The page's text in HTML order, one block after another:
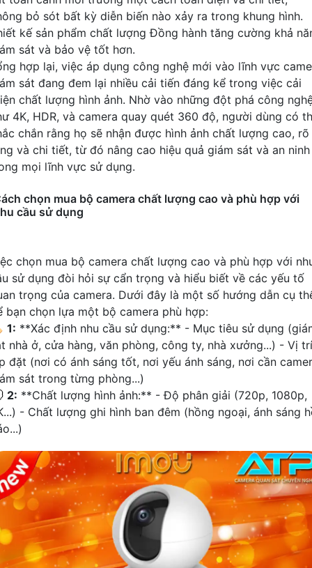
bỏ sót bất kỳ diễn biến nào xảy ra trong khung hình.
kế sản phẩm chất lượng Đồng hành tăng cường khả
sát và bảo vệ tốt hơn.
hợp lại, việc áp dụng công nghệ mới vào lĩnh vực
sát đang đem lại nhiều cải tiến đáng kể trong việc cải
chất lượng hình ảnh. Nhờ vào những đột phá công
4K, HDR, và camera quay quét 360 độ, người dùng có
chắn rằng họ sẽ nhận được hình ảnh chất lượng cao, rõ
và chi tiết, từ đó nâng cao hiệu quả giám sát và an ninh
mọi lĩnh vực sử dụng.
chọn mua bộ camera chất lượng cao và phù hợp với
cầu sử dụng
chọn mua bộ camera chất lượng cao và phù hợp với
sử dụng đòi hỏi sự cẩn trọng và hiểu biết về các yếu tố
trọng của camera. Dưới đây là một số hướng dẫn cụ
bạn chọn lựa một bộ camera phù hợp:
1: **Xác định nhu cầu sử dụng:** - Mục tiêu sử dụng
nhà ở, cửa hàng, văn phòng, công ty, nhà xưởng...) - Vị trí
đặt (nơi có ánh sáng tốt, nơi yếu ánh sáng, nơi cần
sát trong từng phòng...)
2: **Chất lượng hình ảnh:** - Độ phân giải (720p, 1080p,
- Chất lượng ghi hình ban đêm (hồng ngoại, ánh sáng